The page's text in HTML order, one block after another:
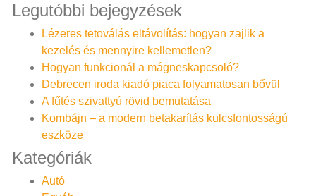
Legutóbbi bejegyzések
Lézeres tetoválás eltávolítás: hogyan zajlik a
kezelés és mennyire kellemetlen?
Hogyan funkcionál a mágneskapcsoló?
Debrecen iroda kiadó piaca folyamatosan bővül
A fűtés szivattyú rövid bemutatása
Kombájn – a modern betakarítás kulcsfontosságú
eszköze
Kategóriák
Autó